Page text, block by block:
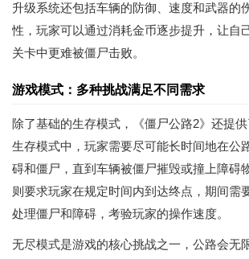
升级系统还包括车辆的防御、速度和武器的
性，玩家可以通过消耗金币逐步提升，让自
关卡中更难被僵尸击败。
游戏模式：多种挑战满足不同需求
除了基础的生存模式，《僵尸公路2》还提供
生存模式中，玩家需要尽可能长时间地在公
碍和僵尸，直到车辆被僵尸摧毁或撞上障碍
则要求玩家在规定时间内到达终点，期间需
处理僵尸和障碍，考验玩家的操作速度。
无尽模式是游戏的核心挑战之一，公路会无